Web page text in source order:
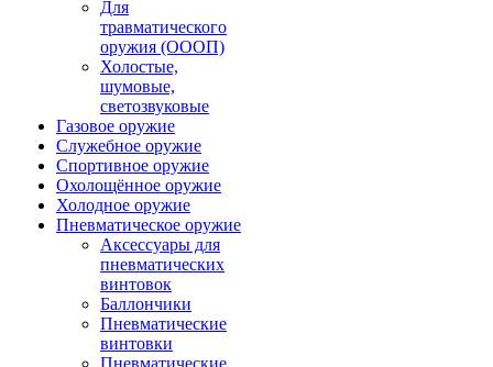
Для
травматического
оружия (ОООП)
Холостые,
шумовые,
светозвуковые
Газовое оружие
Служебное оружие
Спортивное оружие
Охолощённое оружие
Холодное оружие
Пневматическое оружие
Аксессуары для
пневматических
винтовок
Баллончики
Пневматические
винтовки
Пневматические